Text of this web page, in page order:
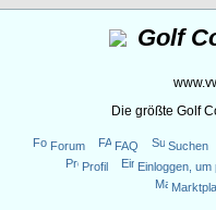
Golf
Die größte Golf
Forum FAQ
Suchen
Profil
Einloggen,